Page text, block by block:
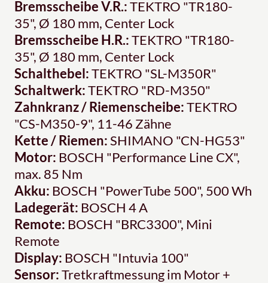
Bremsscheibe V.R.:TEKTRO "TR180-
35", Ø 180 mm, Center Lock
Bremsscheibe H.R.:TEKTRO "TR180-
35", Ø 180 mm, Center Lock
Schalthebel:TEKTRO "SL-M350R"
Schaltwerk:TEKTRO "RD-M350"
Zahnkranz / Riemenscheibe:TEKTRO
"CS-M350-9", 11-46 Zähne
Kette / Riemen:SHIMANO "CN-HG53"
Motor: BOSCH "Performance Line CX",
max. 85 Nm
Akku: BOSCH "PowerTube 500", 500 Wh
Ladegerät: BOSCH 4 A
Remote: BOSCH "BRC3300", Mini
Remote
Display: BOSCH "Intuvia 100"
Sensor:Tretkraftmessung im Motor +